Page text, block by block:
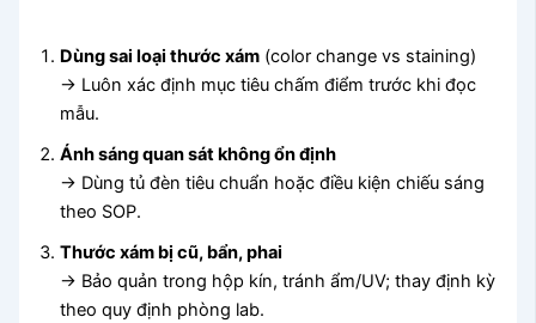
Dùng sai loại thước xám (color change vs staining)
→ Luôn xác định mục tiêu chấm điểm trước khi đọc
mẫu.
Ánh sáng quan sát không ổn định
→ Dùng tủ đèn tiêu chuẩn hoặc điều kiện chiếu sáng
theo SOP.
Thước xám bị cũ, bẩn, phai
→ Bảo quản trong hộp kín, tránh ẩm/UV; thay định kỳ
theo quy định phòng lab.